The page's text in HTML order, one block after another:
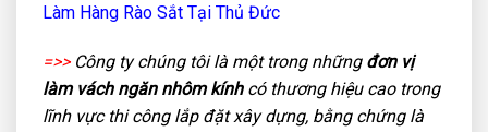
Làm Hàng Rào Sắt Tại Thủ Đức
=>>Công ty chúng tôi là một trong những đơn vị
làm vách ngăn nhôm kínhcó thương hiệu cao trong
lĩnh vực thi công lắp đặt xây dựng, bằng chứng là